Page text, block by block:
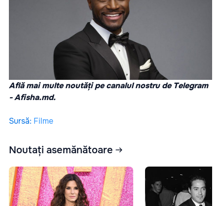
Află mai multe noutăți pe canalul nostru de Telegram
-Afisha.md.
Sursă: Filme
Noutați asemănătoare